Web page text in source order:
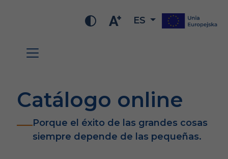
ES
Catálogo online
Porque el éxito de las grandes cosas
siempre depende de las pequeñas.